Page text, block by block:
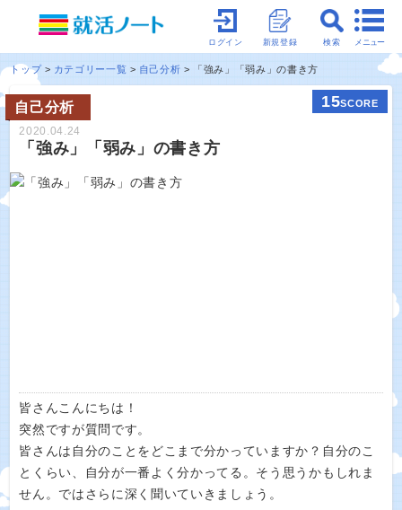
メニュー
検索
新規登録
ログイン
トップ カテゴリー一覧 自己分析 「強み」「弱み」の書き方
自己分析 15SCORE
2020.04.24
「強み」「弱み」の書き方
皆さんこんにちは！
突然ですが質問です。
皆さんは自分のことをどこまで分かっていますか？自分のこ
とくらい、自分が一番よく分かってる。そう思うかもしれま
せん。ではさらに深く聞いていきましょう。